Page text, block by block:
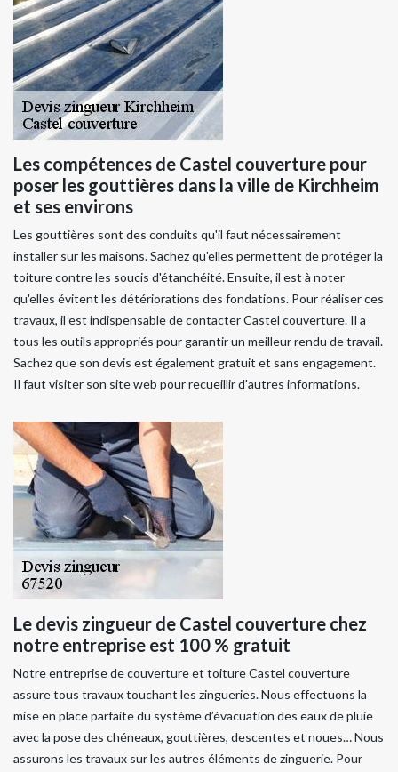
Les compétences de Castel couverture pour
poser les gouttières dans la ville de Kirchheim
et ses environs
Les gouttières sont des conduits qu'il faut nécessairement
installer sur les maisons. Sachez qu'elles permettent de protéger la
toiture contre les soucis d'étanchéité. Ensuite, il est à noter
qu'elles évitent les détériorations des fondations. Pour réaliser ces
travaux, il est indispensable de contacter Castel couverture. Il a
tous les outils appropriés pour garantir un meilleur rendu de travail.
Sachez que son devis est également gratuit et sans engagement.
Il faut visiter son site web pour recueillir d'autres informations.
Le devis zingueur de Castel couverture chez
notre entreprise est 100 % gratuit
Notre entreprise de couverture et toiture Castel couverture
assure tous travaux touchant les zingueries. Nous effectuons la
mise en place parfaite du système d’évacuation des eaux de pluie
avec la pose des chéneaux, gouttières, descentes et noues… Nous
assurons les travaux sur les autres éléments de zinguerie. Pour